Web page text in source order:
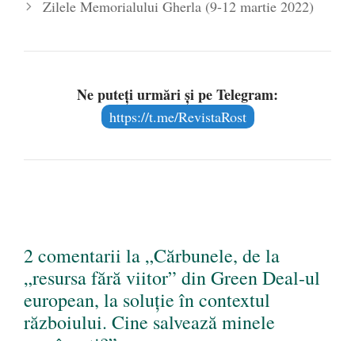
Zilele Memorialului Gherla (9-12 martie 2022)
Ne puteți urmări și pe Telegram:
https://t.me/RevistaRost
2 comentarii la „Cărbunele, de la
„resursa fără viitor” din Green Deal-ul
european, la soluție în contextul
războiului. Cine salvează minele